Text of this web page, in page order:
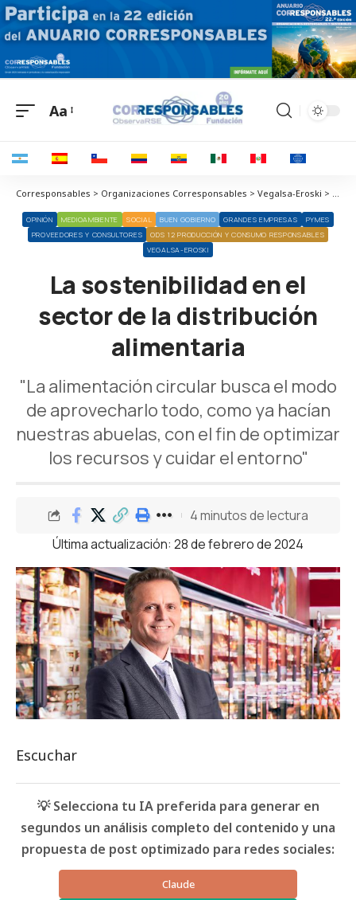
Aa
Corresponsables > Organizaciones Corresponsables > Vegalsa-Eroski > La sostenibilidad en el sector de la distribución alimentaria
OPINIÓN MEDIOAMBIENTE SOCIAL BUEN GOBIERNO GRANDES EMPRESAS
PYMES
PROVEEDORES Y CONSULTORES
ODS 12 PRODUCCIÓN Y CONSUMO RESPONSABLES
VEGALSA-EROSKI
La sostenibilidad en el
sector de la distribución
alimentaria
"La alimentación circular busca el modo
de aprovecharlo todo, como ya hacían
nuestras abuelas, con el fin de optimizar
los recursos y cuidar el entorno"
Última actualización: 28 de febrero de 2024
4 minutos de lectura
Escuchar
💡 Selecciona tu IA preferida para generar en
segundos un análisis completo del contenido y una
propuesta de post optimizado para redes sociales:
Claude